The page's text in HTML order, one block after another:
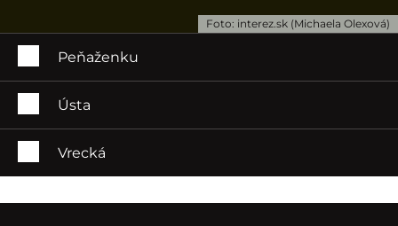
Foto: interez.sk (Michaela Olexová)
Peňaženku
Ústa
Vrecká